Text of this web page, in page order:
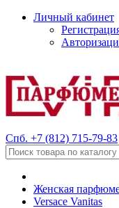
Личный кабинет
Спб. +7 (812) 715-79-83
Женская
Versace Vanitas